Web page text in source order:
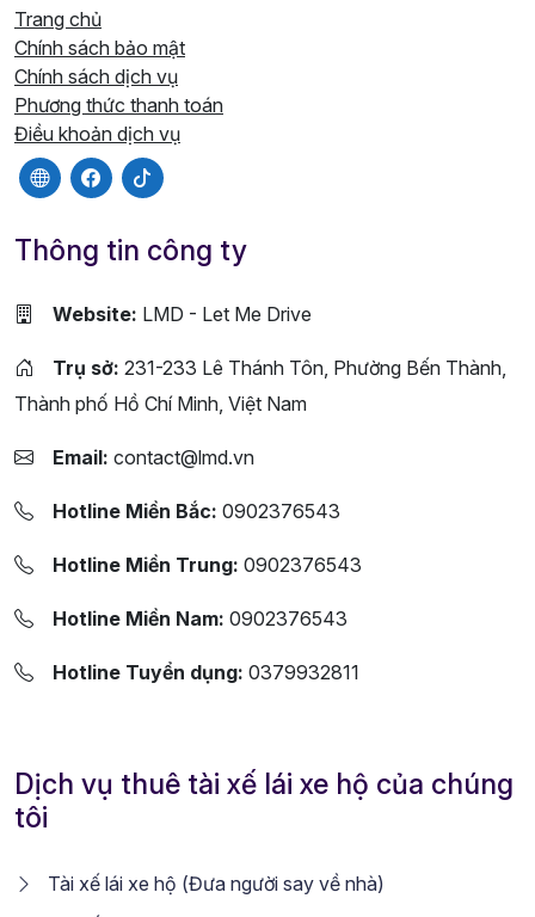
Trang chủ
Chính sách bảo mật
Chính sách dịch vụ
Phương thức thanh toán
Điều khoản dịch vụ
Thông tin công ty
Website: LMD - Let Me Drive
Trụ sở: 231-233 Lê Thánh Tôn, Phường Bến Thành,
Thành phố Hồ Chí Minh, Việt Nam
Email: contact@lmd.vn
Hotline Miền Bắc: 0902376543
Hotline Miền Trung: 0902376543
Hotline Miền Nam: 0902376543
Hotline Tuyển dụng: 0379932811
Dịch vụ thuê tài xế lái xe hộ của chúng
tôi
Tài xế lái xe hộ (Đưa người say về nhà)